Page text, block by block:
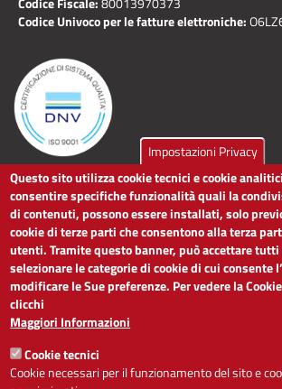
Codice Univoco per le fatture elettroniche:
LINK UTILI
Dichiarazione di accessibilità
Obiettivi di accessibilità
Segnalaci problemi di accessibilità
Note legali
Privacy
Accesso riservato
ACCESSIBILITÀ
Impostazioni Privacy
Questo sito utilizza cookie tecnici e cookie
consentire specifiche funzionalità quali la
di contenuti, possono essere installati, solo
cookie di terze parti che consentono alla terza
utenti. Tramite questo banner, può accettare tutti
selezionare le categorie di cookie di cui consente
modificare le Sue preferenze. Per vedere la
clicchi
Maggiori Informazioni
Cookie tecnici
Cookie necessari per il funzionamento del sito e